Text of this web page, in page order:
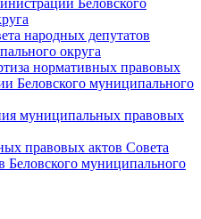
Беловского
народных депутатов
округа
нормативных правовых
Беловского муниципального
муниципальных правовых
правовых актов Совета
Беловского муниципального